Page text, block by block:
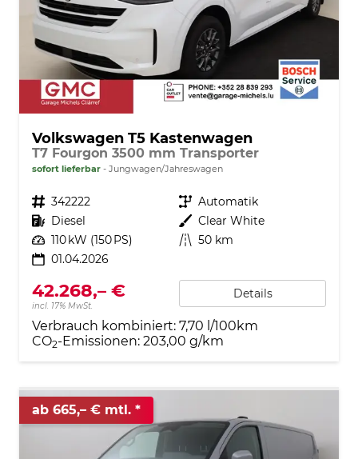
Volkswagen T5 Kastenwagen
T7 Fourgon 3500 mm Transporter
sofort lieferbar Jungwagen/Jahreswagen
Fahrzeugnr. 342222 Getriebe Automatik
Kraftstoff Diesel Außenfarbe Clear White
Leistung 110 kW (150 PS) Kilometerstand 50 km
01.04.2026
42.268,– €
incl. 17% MwSt.
Details
Verbrauch kombiniert: 7,70 l/100km
CO2-Emissionen: 203,00 g/km
ab 665,– € mtl.